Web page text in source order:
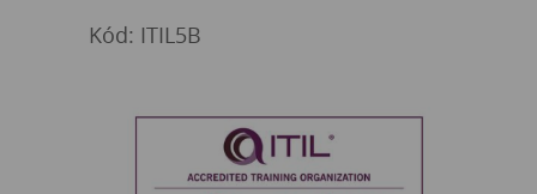
Kód: ITIL5B